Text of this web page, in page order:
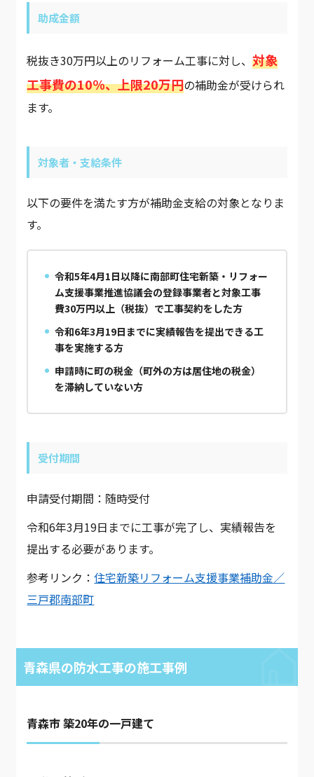
助成金額
税抜き30万円以上のリフォーム工事に対し、対象
工事費の10％、上限20万円の補助金が受けられ
ます。
対象者・支給条件
以下の要件を満たす方が補助金支給の対象となりま
す。
令和5年4月1日以降に南部町住宅新築・リフォー
ム支援事業推進協議会の登録事業者と対象工事
費30万円以上（税抜）で工事契約をした方
令和6年3月19日までに実績報告を提出できる工
事を実施する方
申請時に町の税金（町外の方は居住地の税金）
を滞納していない方
受付期間
申請受付期間：随時受付
令和6年3月19日までに工事が完了し、実績報告を
提出する必要があります。
参考リンク：住宅新築リフォーム支援事業補助金／
三戸郡南部町
青森県の防水工事の施工事例
青森市 築20年の一戸建て